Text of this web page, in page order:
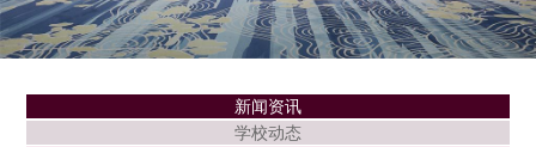
新闻资讯
学校动态